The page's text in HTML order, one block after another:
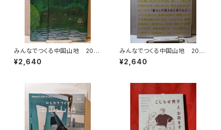
みんなでつくる中国山地 202
0 №1 地元から世界を創り直
す！
¥2,640
みんなでつくる中国山地 2021
№2 暮らし
¥2,640